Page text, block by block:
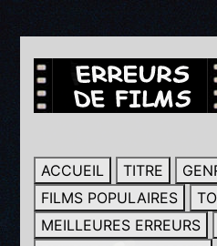
ACCUEIL TITRE
FILMS POPULAIRES
MEILLEURES ERREURS